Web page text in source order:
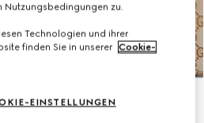
Nutzungsbedingungen zu.
Technologien und ihrer
finden Sie in unserer Cookie-
EINSTELLUNGEN